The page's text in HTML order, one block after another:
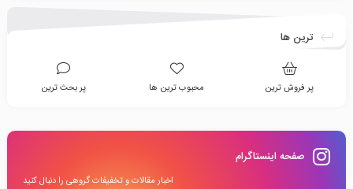
ترین ها
پر فروش ترین محبوب ترین ها پر بحث ترین
صفحه اینستاگرام
اخبار مقالات و تخفیفات گروهی را دنبال کنید